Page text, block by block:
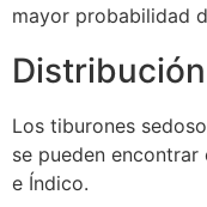
mayor probabilidad
Distribución
Los tiburones
se pueden
e Índico.